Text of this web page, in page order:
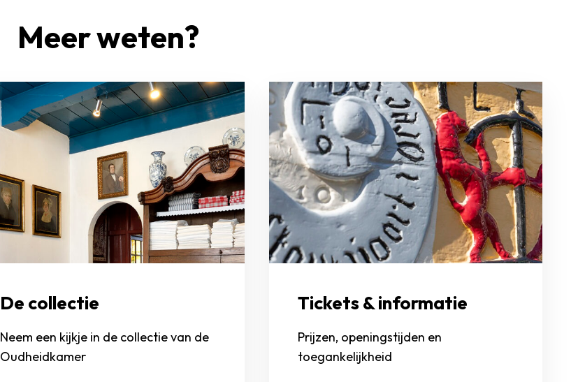
Meer weten?
De collectie
Neem een kijkje in de collectie van de
Oudheidkamer
Tickets & informatie
Prijzen, openingstijden en
toegankelijkheid